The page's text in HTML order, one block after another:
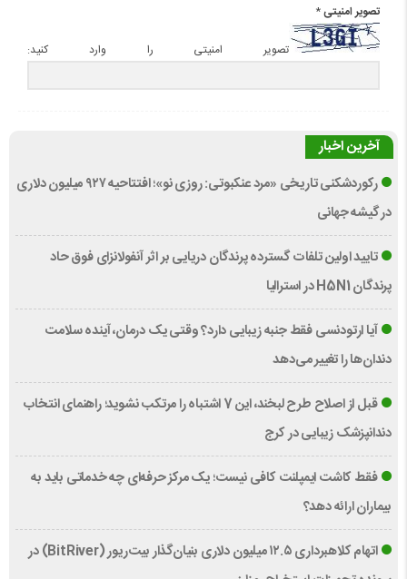
تصویر امنیتی*
تصویر امنیتی را وارد کنید:
آخرین اخبار
رکوردشکنی تاریخی «مرد عنکبوتی: روزی نو»؛ افتتاحیه ۹۲۷ میلیون دلاری
در گیشه جهانی
تایید اولین تلفات گسترده پرندگان دریایی بر اثر آنفولانزای فوق حاد
پرندگان H5N1 در استرالیا
آیا ارتودنسی فقط جنبه زیبایی دارد؟ وقتی یک درمان، آینده سلامت
دندان‌ها را تغییر می‌دهد
قبل از اصلاح طرح لبخند، این 7 اشتباه را مرتکب نشوید؛ راهنمای انتخاب
دندانپزشک زیبایی در کرج
فقط کاشت ایمپلنت کافی نیست؛ یک مرکز حرفه‌ای چه خدماتی باید به
بیماران ارائه دهد؟
اتهام کلاهبرداری ۱۲.۵ میلیون دلاری بنیان‌گذار بیت‌ریور (BitRiver) در